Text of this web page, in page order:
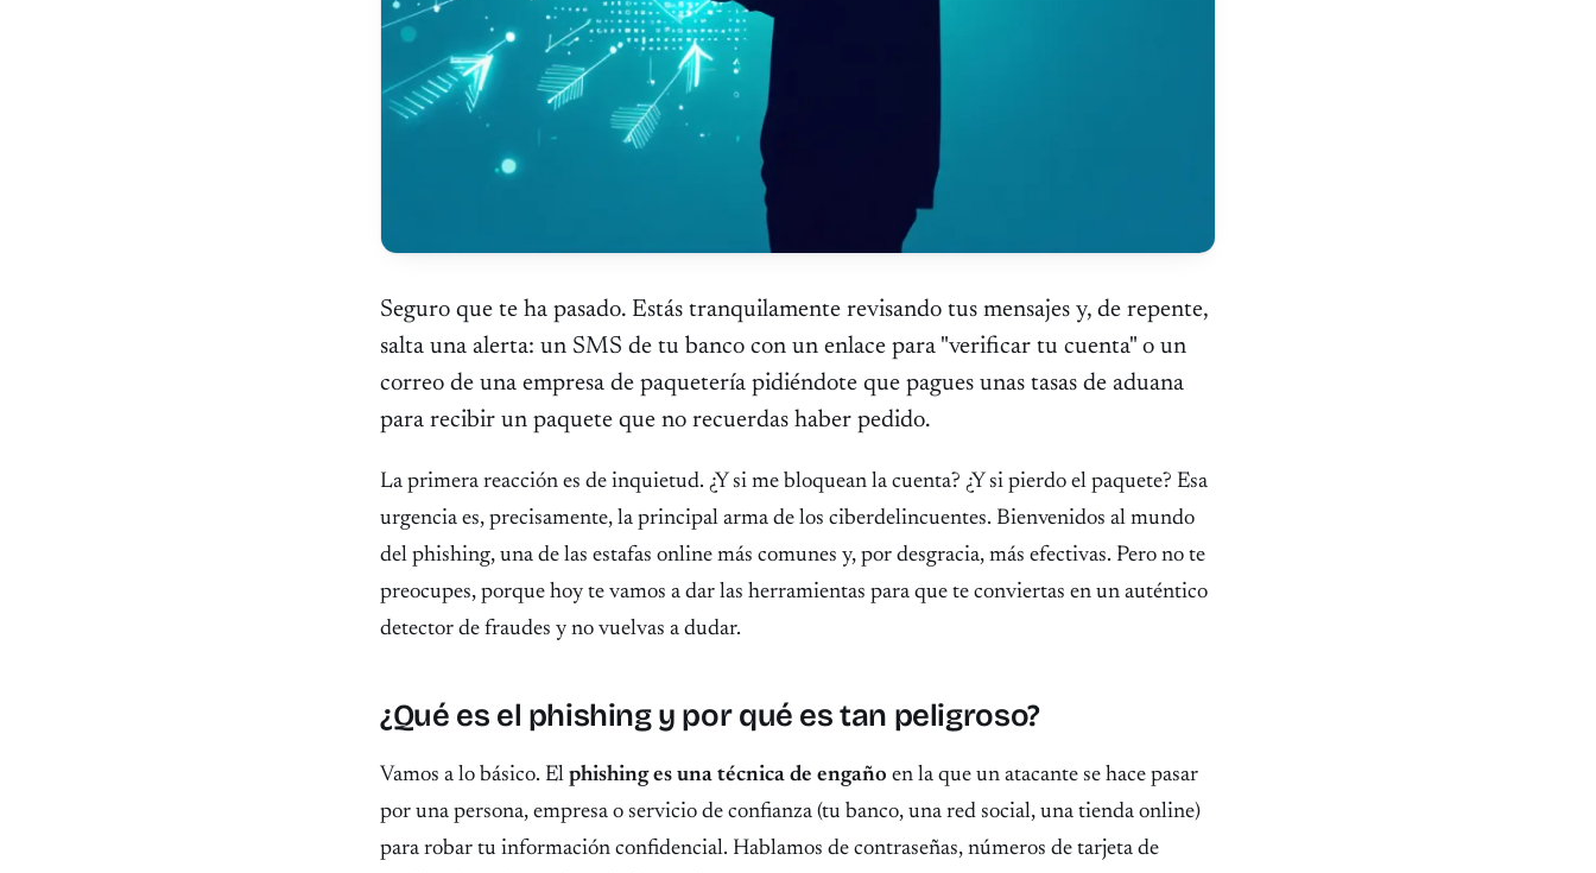
Seguro que te ha pasado. Estás tranquilamente revisando tus mensajes y, de repente,
salta una alerta: un SMS de tu banco con un enlace para "verificar tu cuenta" o un
correo de una empresa de paquetería pidiéndote que pagues unas tasas de aduana
para recibir un paquete que no recuerdas haber pedido.
La primera reacción es de inquietud. ¿Y si me bloquean la cuenta? ¿Y si pierdo el paquete? Esa
urgencia es, precisamente, la principal arma de los ciberdelincuentes. Bienvenidos al mundo
del phishing, una de las estafas online más comunes y, por desgracia, más efectivas. Pero no te
preocupes, porque hoy te vamos a dar las herramientas para que te conviertas en un auténtico
detector de fraudes y no vuelvas a dudar.
¿Qué es el phishing y por qué es tan peligroso?
Vamos a lo básico. El phishing es una técnica de engaño en la que un atacante se hace pasar
por una persona, empresa o servicio de confianza (tu banco, una red social, una tienda online)
para robar tu información confidencial. Hablamos de contraseñas, números de tarjeta de